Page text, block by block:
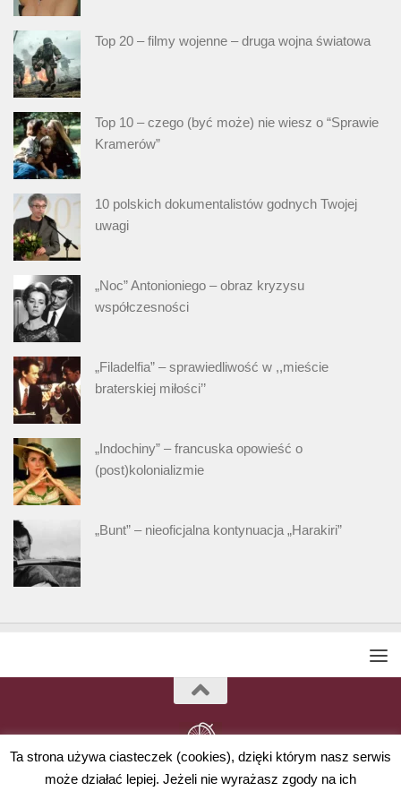
Top 20 – filmy wojenne – druga wojna światowa
Top 10 – czego (być może) nie wiesz o “Sprawie
Kramerów”
10 polskich dokumentalistów godnych Twojej
uwagi
„Noc” Antonioniego – obraz kryzysu
współczesności
„Filadelfia” – sprawiedliwość w ,,mieście
braterskiej miłości’’
„Indochiny” – francuska opowieść o
(post)kolonializmie
„Bunt” – nieoficjalna kontynuacja „Harakiri”
Ta strona używa ciasteczek (cookies), dzięki którym nasz serwis
może działać lepiej. Jeżeli nie wyrażasz zgody na ich